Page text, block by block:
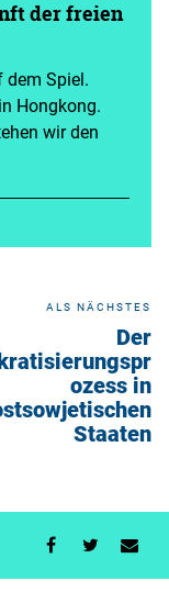
der freien
dem Spiel.
Hongkong.
wir den
ALS NÄCHSTES
Der
ozess in
Staaten